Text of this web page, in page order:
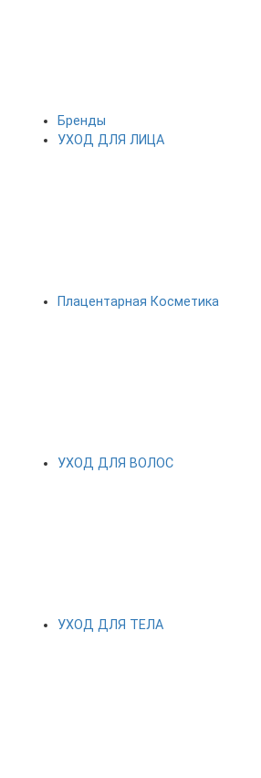
Бренды
УХОД ДЛЯ ЛИЦА
Плацентарная Косметика
УХОД ДЛЯ ВОЛОС
УХОД ДЛЯ ТЕЛА